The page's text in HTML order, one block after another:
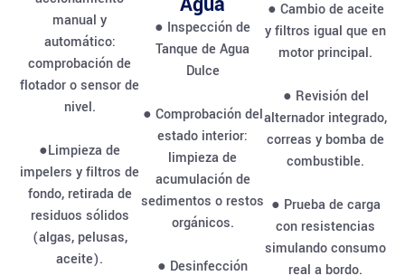
manual y
automático:
comprobación de
flotador o sensor de
nivel.
●Limpieza de
impelers y filtros de
fondo, retirada de
residuos sólidos
(algas, pelusas,
aceite).
● Inspección de
Tanque de Agua
Dulce
● Comprobación del
estado interior:
limpieza de
acumulación de
sedimentos o restos
orgánicos.
● Desinfección
● Cambio de aceite
y filtros igual que en
motor principal.
● Revisión del
alternador integrado,
correas y bomba de
combustible.
● Prueba de carga
con resistencias
simulando consumo
real a bordo.